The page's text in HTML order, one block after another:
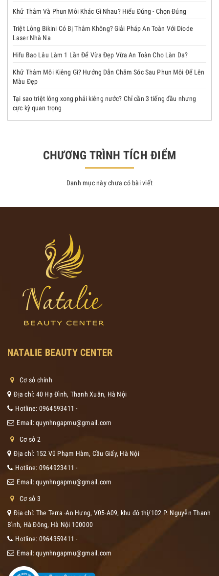
Khử Thâm Và Phun Môi Khác Gì Nhau? Hiểu Đúng - Chọn Đúng
Triệt Lông Bikini Có Bị Thâm Không? Giải Pháp An Toàn Với Diode
Laser Nhà Na
Hifu Bao Lâu Làm 1 Lần Để Vừa Đẹp Vừa An Toàn Cho Làn Da?
Khử Thâm Môi Kiêng Gì? Hướng Dẫn Chăm Sóc Sau Phun Môi Để Lên
Màu Đẹp
Tại sao triệt lông xong phải kiêng nước? Chỉ cần 3 tiếng đầu nhưng
cực kỳ quan trọng
CHƯƠNG TRÌNH TÍCH ĐIỂM
Danh mục này chưa có bài viết
NATALIE BEAUTY CENTER
Cơ sở chính
Địa chỉ: 40 Hạ Đình, Thanh Xuân, Hà Nội
Hotline: 0964593411 -
Email:quynhngapmu@gmail.com
Cơ sở 2
Địa chỉ: 152 Vũ Phạm Hàm, Cầu Giấy, Hà Nội
Hotline: 0964923411 -
Email:quynhngapmu@gmail.com
Cơ sở 3
Địa chỉ: The Terra -An Hưng, V05-A09, khu đô thị/102 P. Nguyễn Thanh
Bình, Hà Đông, Hà Nội 100000
Hotline: 0964359411 -
Email:quynhngapmu@gmail.com